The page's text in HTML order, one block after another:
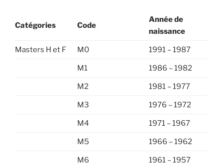
Catégories Code
Année de
naissance
Masters H et F M0 1991 – 1987
M1 1986 – 1982
M2 1981 – 1977
M3 1976 – 1972
M4 1971 – 1967
M5 1966 – 1962
M6 1961 – 1957